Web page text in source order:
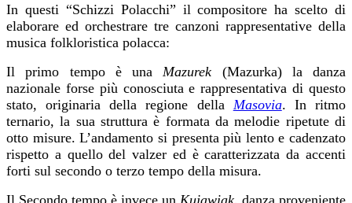
In questi “Schizzi Polacchi” il compositore ha scelto di
elaborare ed orchestrare tre canzoni rappresentative della
musica folkloristica polacca:
Il primo tempo è una Mazurek (Mazurka) la danza
nazionale forse più conosciuta e rappresentativa di questo
stato, originaria della regione della Masovia. In ritmo
ternario, la sua struttura è formata da melodie ripetute di
otto misure. L’andamento si presenta più lento e cadenzato
rispetto a quello del valzer ed è caratterizzata da accenti
forti sul secondo o terzo tempo della misura.
Il Secondo tempo è invece un Kujawiak, danza proveniente